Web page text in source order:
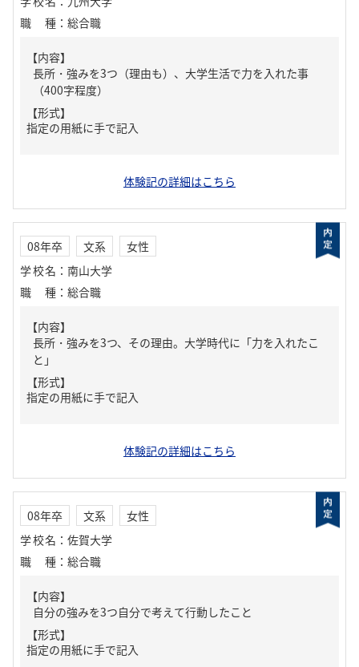
職種 ： 総合職
【内容】
長所・強みを3つ（理由も）、大学生活で力を入れた事
（400字程度）
【形式】
指定の用紙に手で記入
体験記の詳細はこちら
08年卒 文系
女性
学校名 ： 南山大学
職種 ： 総合職
【内容】
長所・強みを3つ、その理由。大学時代に「力を入れたこ
と」
【形式】
指定の用紙に手で記入
体験記の詳細はこちら
08年卒 文系
女性
学校名 ： 佐賀大学
職種 ： 総合職
【内容】
自分の強みを3つ自分で考えて行動したこと
【形式】
指定の用紙に手で記入